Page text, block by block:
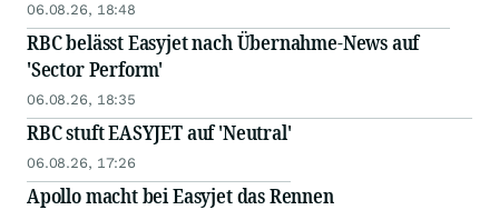
06.08.26, 18:48
RBC belässt Easyjet nach Übernahme-News auf
'Sector Perform'
06.08.26, 18:35
RBC stuft EASYJET auf 'Neutral'
06.08.26, 17:26
Apollo macht bei Easyjet das Rennen